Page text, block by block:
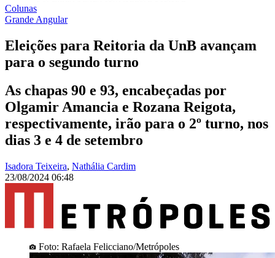
Colunas
Grande Angular
Eleições para Reitoria da UnB avançam
para o segundo turno
As chapas 90 e 93, encabeçadas por
Olgamir Amancia e Rozana Reigota,
respectivamente, irão para o 2º turno, nos
dias 3 e 4 de setembro
Isadora Teixeira, Nathália Cardim
23/08/2024 06:48
Foto: Rafaela Felicciano/Metrópoles